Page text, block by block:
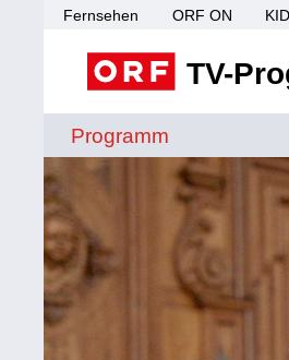
Fernsehen ORF ON
TV-
Programm